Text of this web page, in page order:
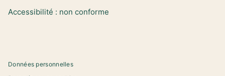
Accessibilité : non conforme
Données personnelles